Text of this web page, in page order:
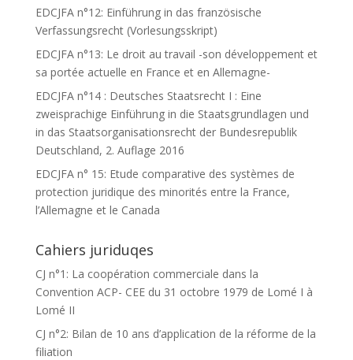
EDCJFA n°12: Einführung in das französische
Verfassungsrecht (Vorlesungsskript)
EDCJFA n°13: Le droit au travail -son développement et
sa portée actuelle en France et en Allemagne-
EDCJFA n°14 : Deutsches Staatsrecht I : Eine
zweisprachige Einführung in die Staatsgrundlagen und
in das Staatsorganisationsrecht der Bundesrepublik
Deutschland, 2. Auflage 2016
EDCJFA n° 15: Etude comparative des systèmes de
protection juridique des minorités entre la France,
l’Allemagne et le Canada
Cahiers juriduqes
CJ n°1: La coopération commerciale dans la
Convention ACP- CEE du 31 octobre 1979 de Lomé I à
Lomé II
CJ n°2: Bilan de 10 ans d’application de la réforme de la
filiation